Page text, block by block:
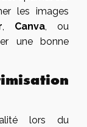
les images
, Canva, ou
une bonne
lors du